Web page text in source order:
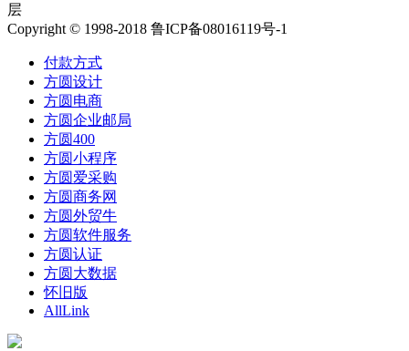
层
Copyright © 1998-2018 鲁ICP备08016119号-1
付款方式
方圆设计
方圆电商
方圆企业邮局
方圆400
方圆小程序
方圆爱采购
方圆商务网
方圆外贸牛
方圆软件服务
方圆认证
方圆大数据
怀旧版
AllLink